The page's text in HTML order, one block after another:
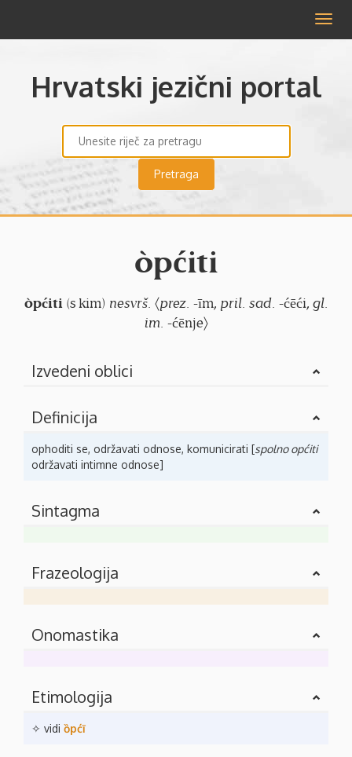
Hrvatski jezični portal
òpćiti
òpćiti(s kim) nesvrš. 〈prez. -īm, pril. sad. -ćēći, gl.
im. -ćēnje〉
Izvedeni oblici
Definicija
ophoditi se, održavati odnose, komunicirati [spolno općiti
održavati intimne odnose]
Sintagma
Frazeologija
Onomastika
Etimologija
✧ vidi ȍpćī